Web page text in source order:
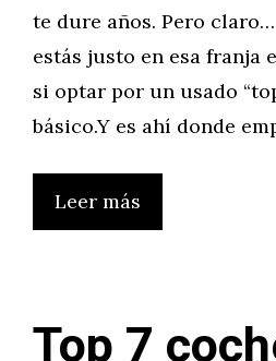
te dure años. Pero
estás justo en esa franja
si optar por un usado
básico.Y es ahí donde
Leer más